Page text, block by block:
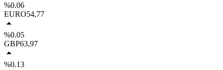
%0.06
EURO54,77
%0.05
GBP63,97
%0.13